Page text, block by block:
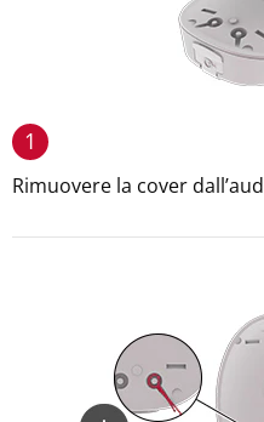
1
Rimuovere la cover